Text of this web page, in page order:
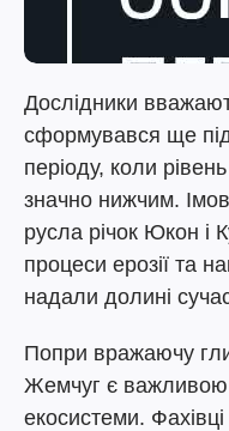
Дослідники
сформувався ще
періоду, коли
значно нижчим.
русла річок Юкон і
процеси ерозії та
надали долині
Попри вражаючу
Жемчуг є важливою
екосистеми.